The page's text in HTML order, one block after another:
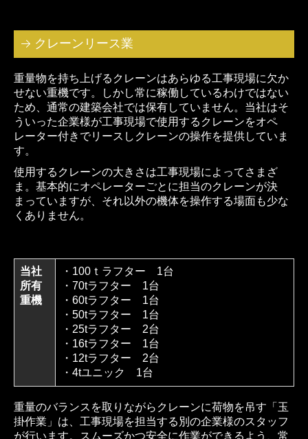
クレーンリース業
重量物を持ち上げるクレーンはあらゆる工事現場に欠か
せない重機です。しかし常に稼働しているわけではない
ため、通常の建築会社では保有していません。当社はそ
ういった企業様が工事現場で使用するクレーンをオペ
レーター付きでリースしクレーンの操作を提供していま
す。
使用するクレーンの大きさは工事現場によってさまざ
ま。基本的にオペレーターごとに担当のクレーンが決
まっていますが、それ以外の機体を操作する場面も少な
くありません。
当社
所有
重機
・100ｔラフター 1台
・70tラフター 1台
・60tラフター 1台
・50tラフター 1台
・25tラフター 2台
・16tラフター 1台
・12tラフター 2台
・4tユニック 1台
重量のバランスを取りながらクレーンに荷物を吊す「玉
掛作業」は、工事現場を担当する別の企業様のスタッフ
が行います。スムーズかつ安全に作業ができるよう、常